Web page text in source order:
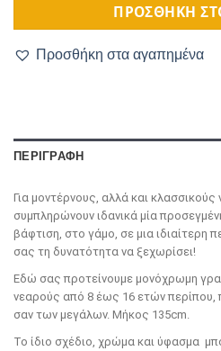
ΠΡΟΣΘΉΚΗ
Προσθήκη στα αγαπημένα
ΠΕΡΙΓΡΑΦΉ
Για μοντέρνους, αλλά και
συμπληρώνουν ιδανικά μία
βάφτιση, στο γάμο, σε μια ιδιαίτερη
σας τη δυνατότητα να ξεχωρίσει!
Εδώ σας προτείνουμε μονόχρωμη
νεαρούς από 8 έως 16 ετών περίπου,
σαν των μεγάλων. Μήκος 135cm.
Το ίδιο σχέδιο, χρώμα και ύφασμα